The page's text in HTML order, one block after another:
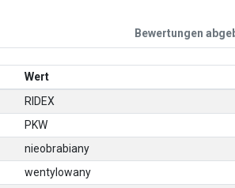
Bewertungen
Wert
RIDEX
PKW
nieobrabiany
wentylowany